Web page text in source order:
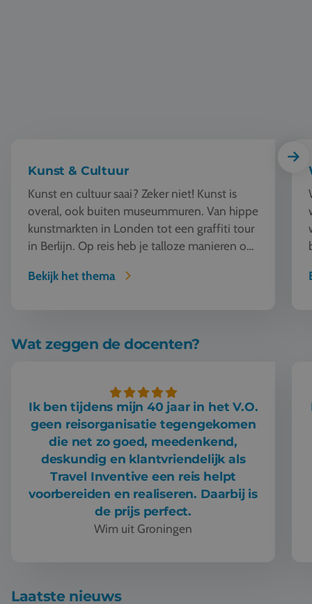
Kunst & Cultuur
Kunst en cultuur saai? Zeker niet! Kunst is
overal, ook buiten museummuren. Van hippe
kunstmarkten in Londen tot een graffiti tour
in Berlijn. Op reis heb je talloze manieren om
Bekijk het thema
Wat zeggen de docenten?
Ik ben tijdens mijn 40 jaar in het V.O.
geen reisorganisatie tegengekomen
die net zo goed, meedenkend,
deskundig en klantvriendelijk als
Travel Inventive een reis helpt
voorbereiden en realiseren. Daarbij is
de prijs perfect.
Wim uit Groningen
Laatste nieuws